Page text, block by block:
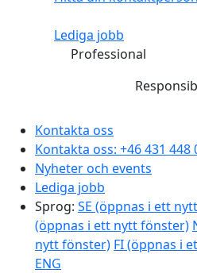
Lediga jobb
Professional
Kontakta oss
Kontakta oss: +46 431 448
Nyheter och events
Lediga jobb
Sprog: SE (öppnas i ett
(öppnas i ett nytt fönster)
nytt fönster) FI(öppnas i
ENG